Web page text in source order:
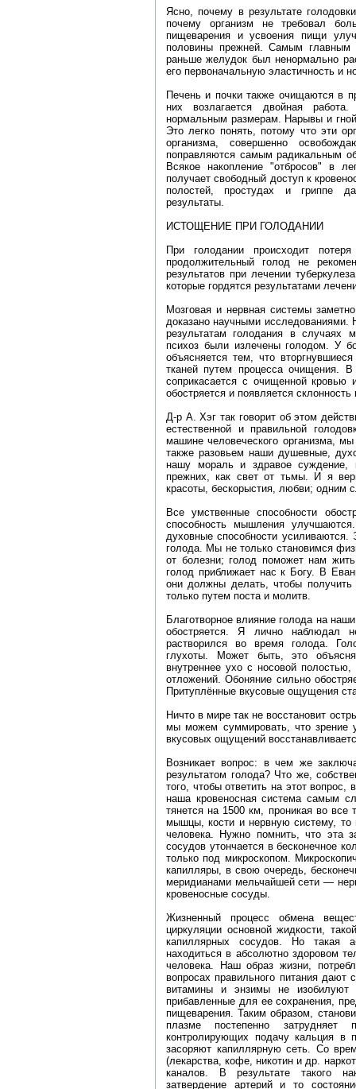
Ясно, почему в результате
почему организм не требовал
пищеварения и усвоения пищи
половины прежней. Самым главным
раньше желудок был ненормально
его первоначальную эластичность и
Печень и почки также очищаются в
них возлагается двойная
нормальным размерам. Нарывы и
Это легко понять, потому что эти
организма, совершенно
поправляются самым радикальным
Всякое накопление "отбросов" в
получает свободный доступ к
полостей, простудах и гриппе
результаты.
ИСТОЩЕНИЕ ПРИ ГОЛОДАНИИ
При голодании происходит
продолжительный голод не
результатов при лечении
которые гордятся результатами
Мозговая и нервная системы
доказано научными исследованиями.
результатам голодания в
психоз были излечены голодом. У
объясняется тем, что
тканей путем процесса очищения. В
соприкасается с очищенной
обостряется и появляется склонность
Д-р А. Хэг так говорит об этом
естественной и правильной
машине человеческого организма,
также разовьем наши душевные,
нашу мораль и здравое суждение,
прежних, как свет от тьмы. И я
красоты, бескорыстия, любви; одним
Все умственные способности
способность мышления
духовные способности
голода. Мы не только становимся
от болезни; голод поможет нам
голод приближает нас к Богу. В
они должны делать, чтобы получить
только путем поста и молитв.
Благотворное влияние голода на
обостряется. Я лично наблюдал
растворился во время голода.
глухоты. Может быть, это
внутреннее ухо с носовой
отложений. Обоняние сильно
Притуплённые вкусовые ощущения
Ничто в мире так не восстановит
мы можем суммировать, что зрение
вкусовых ощущений
Возникает вопрос: в чем же
результатом голода? Что же,
того, чтобы ответить на этот
наша кровеносная система самым
тянется на 1500 км, проникая во все
мышцы, кости и нервную систему, то
человека. Нужно помнить, что эта
сосудов утончается в бесконечное
только под микроскопом.
капилляры, в свою очередь,
меридианами мельчайшей сети —
кровеносные сосуды.
Жизненный процесс обмена
циркуляции основной жидкости,
капиллярных сосудов. Но такая
находиться в абсолютно здоровом
человека. Наш образ жизни,
вопросах правильного питания
витамины и энзимы не
прибавленные для ее сохранения,
пищеварения. Таким образом,
плазме постепенно затрудняет
контролирующих подачу кальция в
засоряют капиллярную сеть. Со
(лекарства, кофе, никотин и др.
каналов. В результате такого
затвердение артерий и то